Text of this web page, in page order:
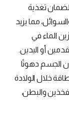
لضمان تغذية
مما يزيد
الماء في
أو اليدين.
الجسم دهونًا
خلال الولادة
والبطن،